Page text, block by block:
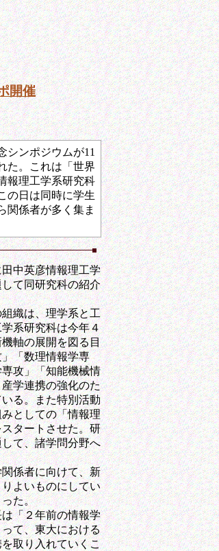
開催
シンポジウムが11
た。これは「世界
報理工学系研究科
の日は同時に学生
関係者が多く集ま
中英彦情報理工学
て同研究科の紹介
織は、理学系と工
系研究科は今年４
軸の展開を図る目
「数理情報学専
攻」「知能機械情
学連携の強化のた
る。また特別活動
としての「情報理
タートさせた。研
て、諸学問分野へ
係者に向けて、新
よいものにしてい
た。
「２年前の情報学
て、東大における
取り入れていくこ